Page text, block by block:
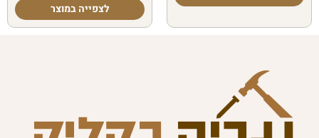
לצפייה במוצר